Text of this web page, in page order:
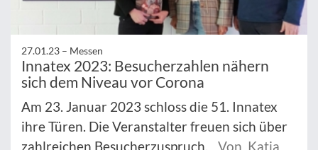
27.01.23 – Messen
Innatex 2023: Besucherzahlen nähern
sich dem Niveau vor Corona
Am 23. Januar 2023 schloss die 51. Innatex
ihre Türen. Die Veranstalter freuen sich über
zahlreichen Besucherzuspruch.
Von Katja